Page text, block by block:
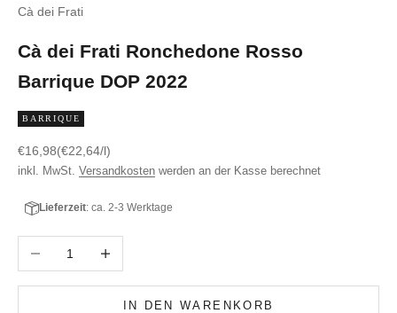
Cà dei Frati
Cà dei Frati Ronchedone Rosso
Barrique DOP 2022
BARRIQUE
Angebot
€16,98(€22,64/l)
inkl. MwSt. Versandkosten werden an der Kasse berechnet
Lieferzeit: ca. 2-3 Werktage
IN DEN WARENKORB